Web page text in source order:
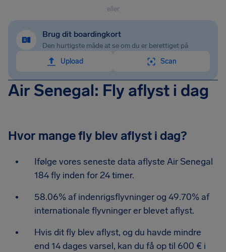
eller
Brug dit boardingkort
Den hurtigste måde at se om du er berettiget på
Upload
Scan
Air Senegal: Fly aflyst i dag
Hvor mange fly blev aflyst i dag?
Ifølge vores seneste data aflyste Air Senegal
184 fly inden for 24 timer.
58.06% af indenrigsflyvninger og 49.70% af
internationale flyvninger er blevet aflyst.
Hvis dit fly blev aflyst, og du havde mindre
end 14 dages varsel, kan du få op til 600 € i